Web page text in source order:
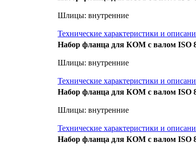
Шлицы: внутренние
Технические характеристики и
Набор фланца для КОМ с валом ISO
Шлицы: внутренние
Технические характеристики и
Набор фланца для КОМ с валом ISO
Шлицы: внутренние
Технические характеристики и
Набор фланца для КОМ с валом ISO